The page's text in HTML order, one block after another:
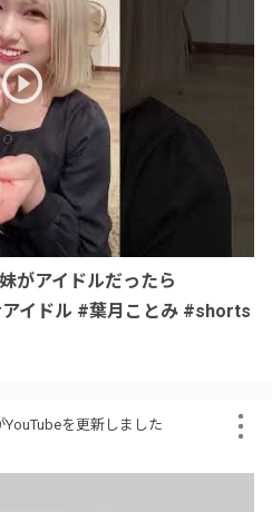
がアイドルだったら
イドル #葉月ことみ #shorts
を更新しました